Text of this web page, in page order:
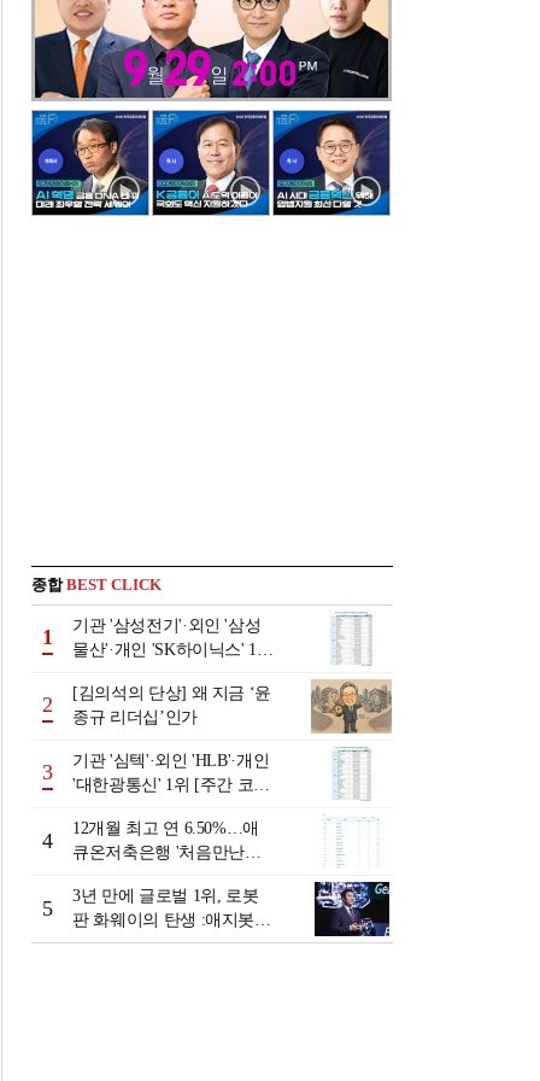
종합BEST CLICK
1
기관 '삼성전기'·외인 '삼성
물산'·개인 'SK하이닉스' 1위
년 8월3일~8월7일]
2
[김의석의 단상] 왜 지금 ‘윤
종규 리더십’인가
3
기관 '심텍'·외인 'HLB'·개인
'대한광통신' 1위 [주간 코스
월7일]
4
12개월 최고 연 6.50%…애
큐온저축은행 '처음만난적
리-8월 2주]
5
3년 만에 글로벌 1위, 로봇
판 화웨이의 탄생 :애지봇(A
giBot·智元机器人)의 시대